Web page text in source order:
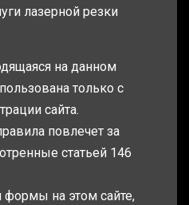
лазерной резки
на данном
только с
сайта.
повлечет за
статьей 146
формы на этом сайте,